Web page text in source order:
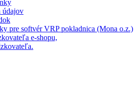
údajov
pre softvér VRP pokladnica (Mona o.z.)
e-shopu,